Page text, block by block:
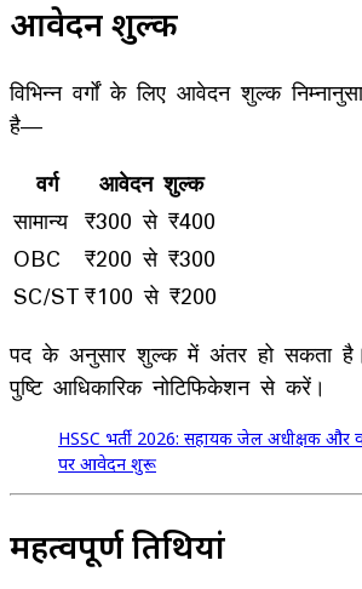
आवेदन शुल्क
विभिन्न वर्गों के लिए आवेदन शुल्क
है—
वर्ग
आवेदन शुल्क
सामान्य ₹300 से ₹400
OBC ₹200 से ₹300
SC/ST₹100 से ₹200
पद के अनुसार शुल्क में अंतर हो सकता
पुष्टि आधिकारिक नोटिफिकेशन से करें।
HSSC भर्ती 2026: सहायक जेल अधीक्षक और
पर आवेदन शुरू
महत्वपूर्ण तिथियां